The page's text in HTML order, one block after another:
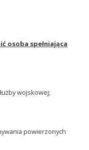
osoba spełniająca
woj­skowej;
powierzonych